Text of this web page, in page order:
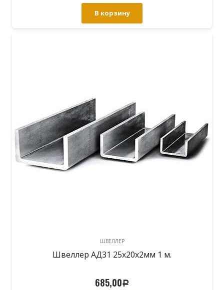
В корзину
ШВЕЛЛЕР
Швеллер АД31 25х20х2мм 1 м.
685,00Р